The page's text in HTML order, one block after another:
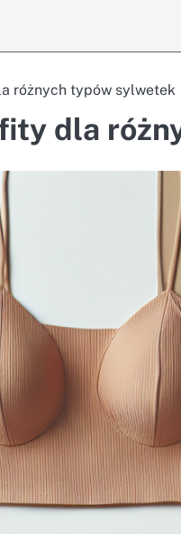
różnych typów sylwetek
dla